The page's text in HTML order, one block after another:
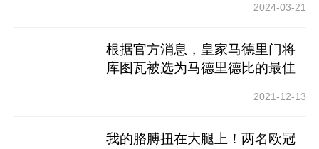
2024-03-21
根据官方消息，皇家马德里门将
库图瓦被选为马德里德比的最佳
2021-12-13
我的胳膊扭在大腿上！两名欧冠